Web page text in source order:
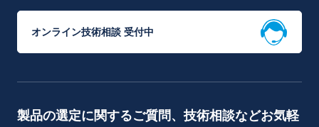
オンライン技術相談 受付中
製品の選定に関するご質問、技術相談などお気軽